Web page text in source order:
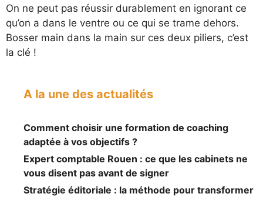
On ne peut pas réussir durablement en ignorant ce
qu’on a dans le ventre ou ce qui se trame dehors.
Bosser main dans la main sur ces deux piliers, c’est
la clé !
A la une des actualités
Comment choisir une formation de coaching
adaptée à vos objectifs ?
Expert comptable Rouen : ce que les cabinets ne
vous disent pas avant de signer
Stratégie éditoriale : la méthode pour transformer